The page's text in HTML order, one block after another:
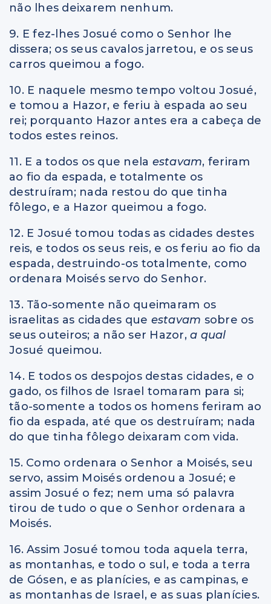
não lhes deixarem nenhum.
9. E fez-lhes Josué como o Senhor lhe
dissera; os seus cavalos jarretou, e os seus
carros queimou a fogo.
10. E naquele mesmo tempo voltou Josué,
e tomou a Hazor, e feriu à espada ao seu
rei; porquanto Hazor antes era a cabeça de
todos estes reinos.
11. E a todos os que nela estavam, feriram
ao fio da espada, e totalmente os
destruíram; nada restou do que tinha
fôlego, e a Hazor queimou a fogo.
12. E Josué tomou todas as cidades destes
reis, e todos os seus reis, e os feriu ao fio da
espada, destruindo-os totalmente, como
ordenara Moisés servo do Senhor.
13. Tão-somente não queimaram os
israelitas as cidades que estavam sobre os
seus outeiros; a não ser Hazor, a qual
Josué queimou.
14. E todos os despojos destas cidades, e o
gado, os filhos de Israel tomaram para si;
tão-somente a todos os homens feriram ao
fio da espada, até que os destruíram; nada
do que tinha fôlego deixaram com vida.
15. Como ordenara o Senhor a Moisés, seu
servo, assim Moisés ordenou a Josué; e
assim Josué o fez; nem uma só palavra
tirou de tudo o que o Senhor ordenara a
Moisés.
16. Assim Josué tomou toda aquela terra,
as montanhas, e todo o sul, e toda a terra
de Gósen, e as planícies, e as campinas, e
as montanhas de Israel, e as suas planícies.